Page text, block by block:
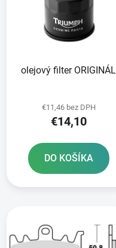
olejový filter ORIGINÁL
€11,46 bez DPH
€14,10
DO KOŠÍKA